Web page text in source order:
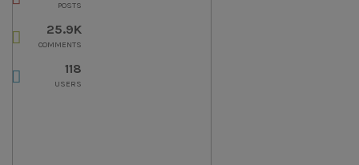
POSTS
25.9K
COMMENTS
118
USERS